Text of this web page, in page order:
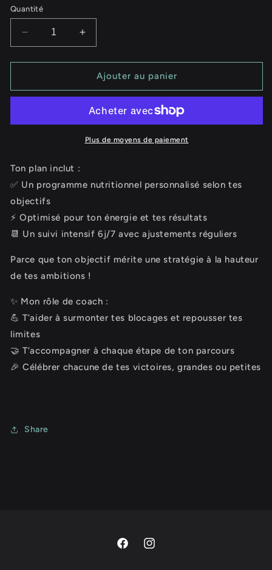
Quantité
Réduire
la
quantité
🔹
–
mesure
mois
–
Pack
Découverte)
Augmenter
la
quantité
🔹
–
Nutrition
mois
Pack
Découverte)
Ajouter au panier
Plus de moyens de paiement
Ton plan inclut :
✅ Un programme nutritionnel personnalisé selon tes
objectifs
⚡ Optimisé pour ton énergie et tes résultats
📆 Un suivi intensif 6j/7 avec ajustements réguliers
Parce que ton objectif mérite une stratégie à la hauteur
de tes ambitions !
✨ Mon rôle de coach :
💪 T’aider à surmonter tes blocages et repousser tes
limites
🤝 T’accompagner à chaque étape de ton parcours
🎉 Célébrer chacune de tes victoires, grandes ou petites
Share
FacebookInstagram